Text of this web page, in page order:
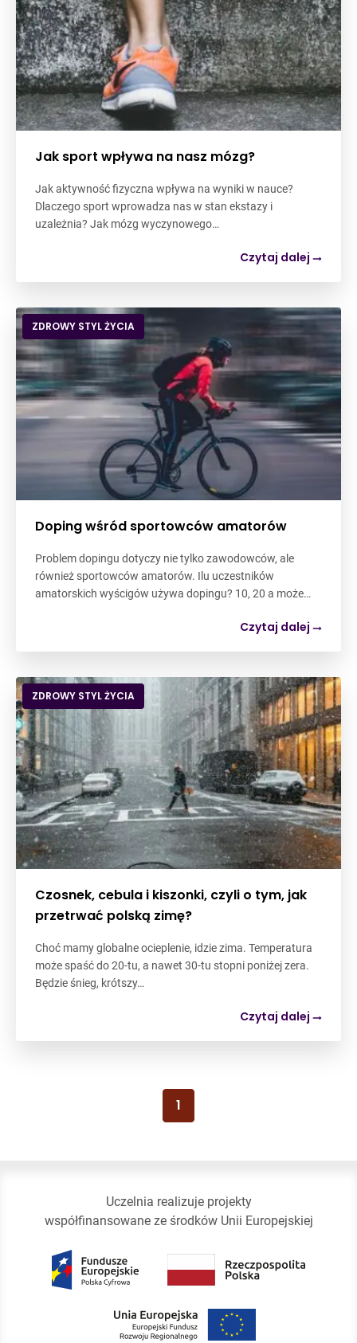
Jak sport wpływa na nasz mózg?
Jak aktywność fizyczna wpływa na wyniki w nauce?
Dlaczego sport wprowadza nas w stan ekstazy i
uzależnia? Jak mózg wyczynowego…
Czytaj dalej
ZDROWY STYL ŻYCIA
Doping wśród sportowców amatorów
Problem dopingu dotyczy nie tylko zawodowców, ale
również sportowców amatorów. Ilu uczestników
amatorskich wyścigów używa dopingu? 10, 20 a może…
Czytaj dalej
ZDROWY STYL ŻYCIA
Czosnek, cebula i kiszonki, czyli o tym, jak
przetrwać polską zimę?
Choć mamy globalne ocieplenie, idzie zima. Temperatura
może spaść do 20-tu, a nawet 30-tu stopni poniżej zera.
Będzie śnieg, krótszy…
Czytaj dalej
1
Uczelnia realizuje projekty
współfinansowane ze środków Unii Europejskiej